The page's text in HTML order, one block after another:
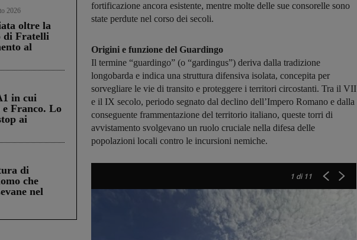
2026
oltre la
di Fratelli
al
in cui
Franco. Lo
ai
di
che
nel
fortificazione ancora esistente, mentre molte delle sue consorelle sono
state perdute nel corso dei secoli.
Origini e funzione del Guardingo
Il termine “guardingo” (o “gardingus”) deriva dalla tradizione
longobarda e indica una struttura difensiva isolata, concepita per
sorvegliare le vie di transito e proteggere i territori circostanti. Tra il VII
e il IX secolo, periodo segnato dal declino dell’Impero Romano e dalla
conseguente frammentazione del territorio italiano, queste torri di
avvistamento svolgevano un ruolo cruciale nella difesa delle
popolazioni locali contro le incursioni nemiche.
1 di 11